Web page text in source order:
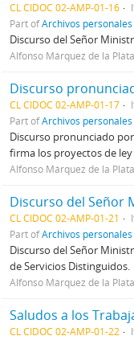
CL CIDOC 02-AMP-01-16
Part ofArchivos personales
Discurso del Señor
Alfonso Márquez de la
Discurso
CL CIDOC 02-AMP-01-17
Part ofArchivos personales
Discurso pronunciado
firma los proyectos de
Alfonso Márquez de la
CL CIDOC 02-AMP-01-21
Part ofArchivos personales
Discurso del Señor
de Servicios Distinguidos.
Alfonso Márquez de la
CL CIDOC 02-AMP-01-22